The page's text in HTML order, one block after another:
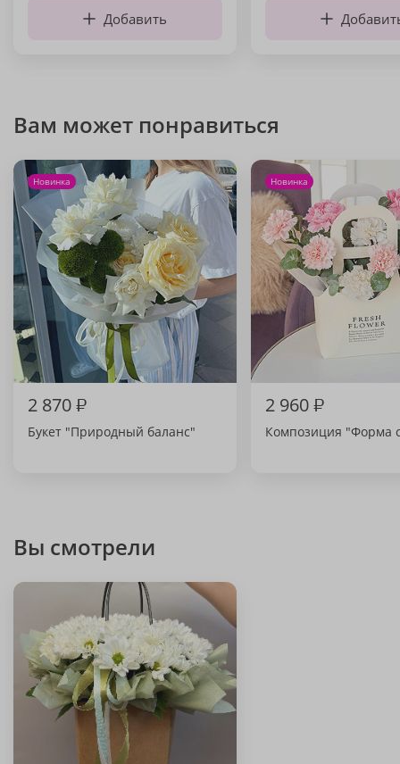
Добавить
Вам может понравиться
Новинка
2 870₽
Букет "Природный баланс"
Новинка
2 960₽
Композиция "Форма
Вы смотрели